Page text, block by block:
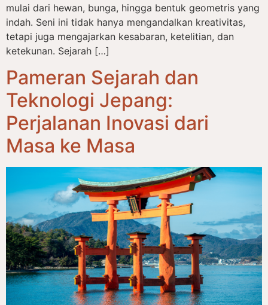
mulai dari hewan, bunga, hingga bentuk geometris yang
indah. Seni ini tidak hanya mengandalkan kreativitas,
tetapi juga mengajarkan kesabaran, ketelitian, dan
ketekunan. Sejarah […]
Pameran Sejarah dan
Teknologi Jepang:
Perjalanan Inovasi dari
Masa ke Masa